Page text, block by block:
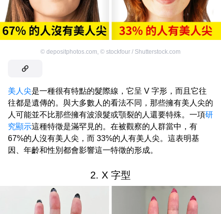
© depositphotos.com, © stockfour / Shutterstock.com
美人尖是一種很有特點的髮際線，它呈 V 字形，而且它往
往都是遺傳的。與大多數人的看法不同，那些擁有美人尖的
人可能並不比那些擁有波浪髮或顎裂的人還要特殊。一項研
究顯示這種特徵是滿罕見的。在被觀察的人群當中，有
67%的人沒有美人尖，而 33%的人有美人尖。這表明基
因、年齡和性別都會影響這一特徵的形成。
2. X 字型